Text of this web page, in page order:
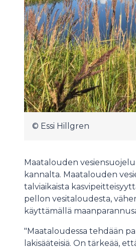
© Essi Hillgren
Maatalouden
kannalta. Maatalouden
talviaikaista
pellon vesitaloudesta,
käyttämällä
"Maataloudessa tehdään
lakisääteisiä. On tärkeää,